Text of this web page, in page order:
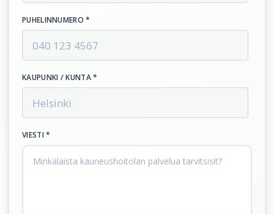
PUHELINNUMERO *
KAUPUNKI / KUNTA *
VIESTI *